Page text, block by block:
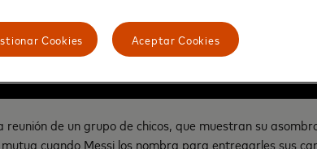
reunión de un grupo de chicos, que muestran su
cuando Messi los nombra para entregarles sus
Aceptar Cookies
Cookies